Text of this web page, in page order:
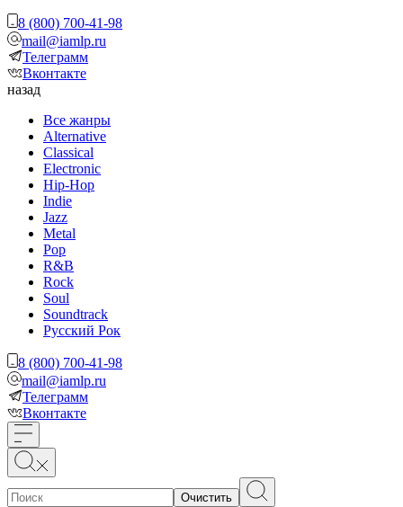
8 (800) 700-41-98
mail@iamlp.ru
Телеграмм
Вконтакте
назад
Все жанры
Alternative
Classical
Electronic
Hip-Hop
Indie
Jazz
Metal
Pop
R&B
Rock
Soul
Soundtrack
Русский Рок
8 (800) 700-41-98
mail@iamlp.ru
Телеграмм
Вконтакте
Очистить